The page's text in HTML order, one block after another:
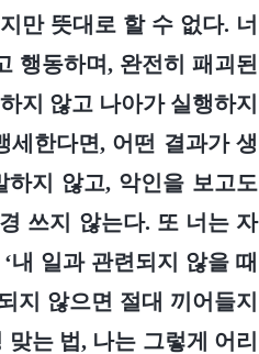
만 뜻대로 할 수 없다. 너
행동하며, 완전히 패괴된
지 않고 나아가 실행하지
세한다면, 어떤 결과가 생
하지 않고, 악인을 보고도
쓰지 않는다. 또 너는 자
내 일과 관련되지 않을 때
지 않으면 절대 끼어들지
는 법, 나는 그렇게 어리